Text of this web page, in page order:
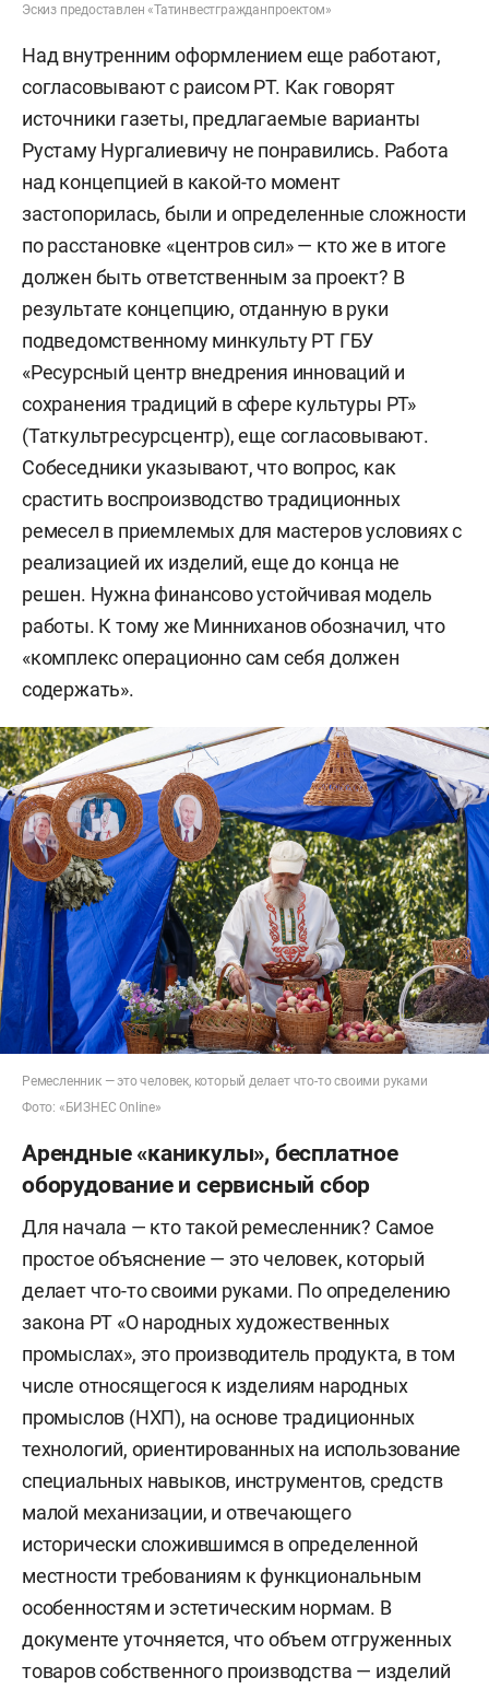
Эскиз предоставлен «Татинвестгражданпроектом»
Над внутренним оформлением еще работают,
согласовывают с раисом РТ. Как говорят
источники газеты, предлагаемые варианты
Рустаму Нургалиевичу не понравились. Работа
над концепцией в какой-то момент
застопорилась, были и определенные сложности
по расстановке «центров сил» — кто же в итоге
должен быть ответственным за проект? В
результате концепцию, отданную в руки
подведомственному минкульту РТ ГБУ
«Ресурсный центр внедрения инноваций и
сохранения традиций в сфере культуры РТ»
(Таткультресурсцентр), еще согласовывают.
Собеседники указывают, что вопрос, как
срастить воспроизводство традиционных
ремесел в приемлемых для мастеров условиях с
реализацией их изделий, еще до конца не
решен. Нужна финансово устойчивая модель
работы. К тому же Минниханов обозначил, что
«комплекс операционно сам себя должен
содержать».
Ремесленник — это человек, который делает что-то своими руками
Фото: «БИЗНЕС Online»
Арендные «каникулы», бесплатное
оборудование и сервисный сбор
Для начала — кто такой ремесленник? Самое
простое объяснение — это человек, который
делает что-то своими руками. По определению
закона РТ «О народных художественных
промыслах», это производитель продукта, в том
числе относящегося к изделиям народных
промыслов (НХП), на основе традиционных
технологий, ориентированных на использование
специальных навыков, инструментов, средств
малой механизации, и отвечающего
исторически сложившимся в определенной
местности требованиям к функциональным
особенностям и эстетическим нормам. В
документе уточняется, что объем отгруженных
товаров собственного производства — изделий